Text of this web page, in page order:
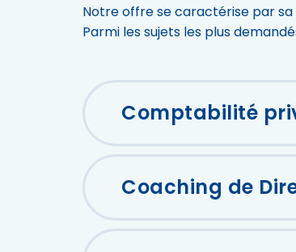
Notre offre se caractérise par sa
Parmi les sujets les plus
Comptabilité
Coaching de